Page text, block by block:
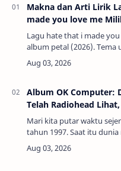
Makna dan Arti Lirik
made you love me
Lagu hate that i made
album petal (2026). Tema
menceritakan tentang
membuat seseorang jatuh
Album OK Computer:
Telah Radiohead
Mari kita putar waktu
tahun 1997. Saat itu
sederhana. Komputer
yang memenuhi sudut